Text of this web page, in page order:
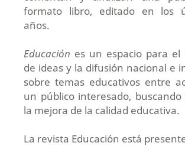
formato libro, editado en los
años.
Educación es un espacio para el
de ideas y la difusión nacional e
sobre temas educativos entre
un público interesado,
la mejora de la calidad educativa.
La revista Educación está